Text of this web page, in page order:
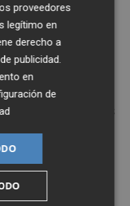
también ha
de
prescripciones
de regir la
actividades y
tres próximas
de época, el
histórica,
zona de
infantiles, zona
proveedores
legítimo en
derecho a
publicidad
en
de